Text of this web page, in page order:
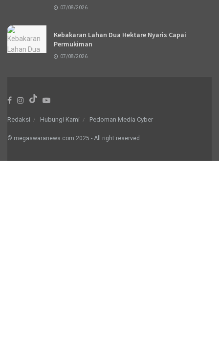
07/08/2026
Kebakaran Lahan Dua Hektare Nyaris Capai
Permukiman
07/08/2026
Redaksi Hubungi Kami Pedoman Media Cyber
© megaswaranews.com 2025 - All right reserved